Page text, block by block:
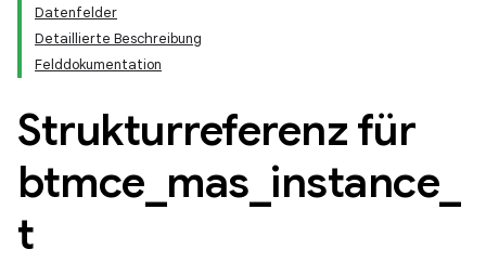
Datenfelder
Detaillierte Beschreibung
Felddokumentation
Strukturreferenz für
btmce mas instance
t